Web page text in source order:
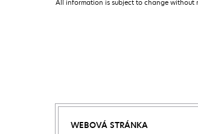
All information is subject to change without
WEBOVÁ STRÁNKA